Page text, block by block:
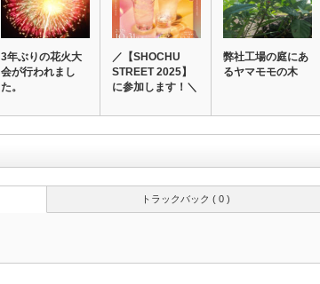
3年ぶりの花火大
会が行われまし
た。
／【SHOCHU
STREET 2025】
に参加します！＼
弊社工場の庭にあ
るヤマモモの木
トラックバック ( 0 )